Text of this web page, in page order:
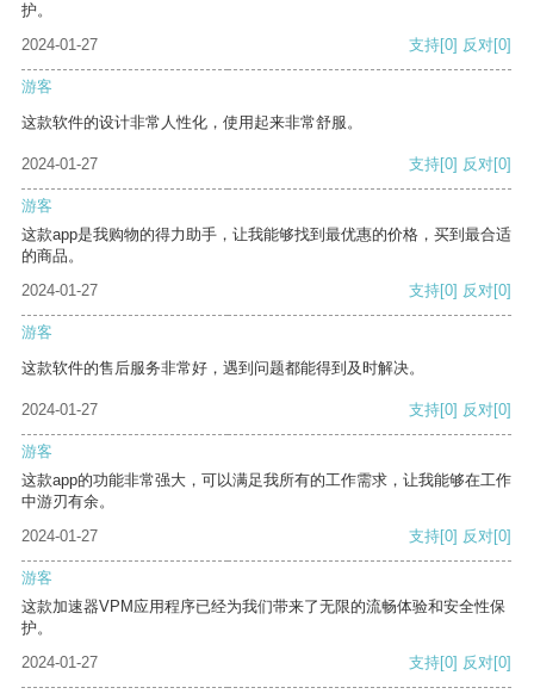
护。
2024-01-27
支持[0] 反对[0]
游客
这款软件的设计非常人性化，使用起来非常舒服。
2024-01-27 支持[0] 反对[0]
游客
这款app是我购物的得力助手，让我能够找到最优惠的价格，买到最合适
的商品。
2024-01-27
支持[0] 反对[0]
游客
这款软件的售后服务非常好，遇到问题都能得到及时解决。
2024-01-27 支持[0] 反对[0]
游客
这款app的功能非常强大，可以满足我所有的工作需求，让我能够在工作
中游刃有余。
2024-01-27
支持[0] 反对[0]
游客
这款加速器VPM应用程序已经为我们带来了无限的流畅体验和安全性保
护。
2024-01-27
支持[0] 反对[0]